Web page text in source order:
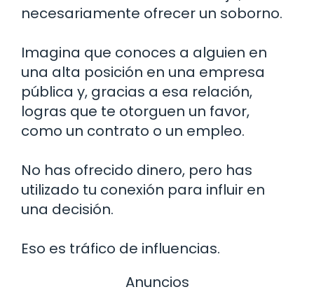
necesariamente ofrecer un soborno.
Imagina que conoces a alguien en
una alta posición en una empresa
pública y, gracias a esa relación,
logras que te otorguen un favor,
como un contrato o un empleo.
No has ofrecido dinero, pero has
utilizado tu conexión para influir en
una decisión.
Eso es tráfico de influencias.
Anuncios